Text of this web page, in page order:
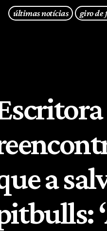
últimas notícias giro de
a